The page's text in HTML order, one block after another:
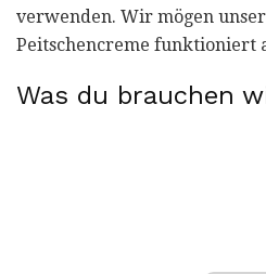
verwenden. Wir mögen
Peitschencreme funktioniert
Was du brauchen